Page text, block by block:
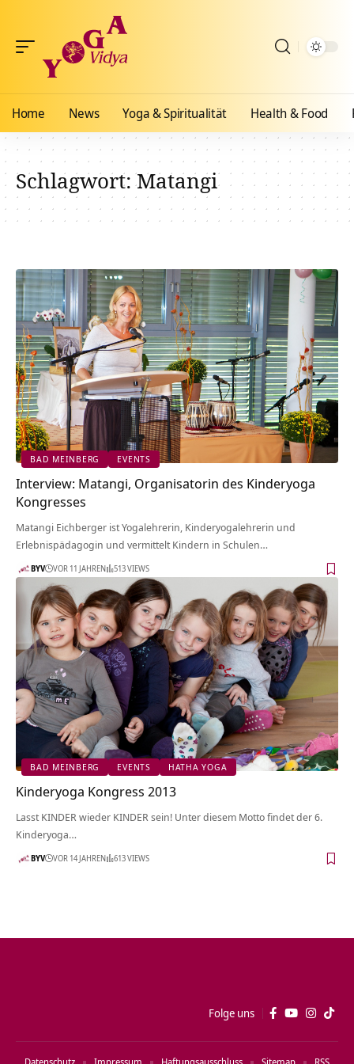
Home News Yoga & Spiritualität Health & Food
Schlagwort:Matangi
BAD MEINBERG EVENTS
Interview: Matangi, Organisatorin des Kinderyoga
Kongresses
Matangi Eichberger ist Yogalehrerin, Kinderyogalehrerin und
Erlebnispädagogin und vermittelt Kindern in Schulen…
BYV VOR 11 JAHREN 513 VIEWS
BAD MEINBERG EVENTS HATHA YOGA
Kinderyoga Kongress 2013
Lasst KINDER wieder KINDER sein! Unter diesem Motto findet der 6.
Kinderyoga…
BYV VOR 14 JAHREN 613 VIEWS
Folge uns